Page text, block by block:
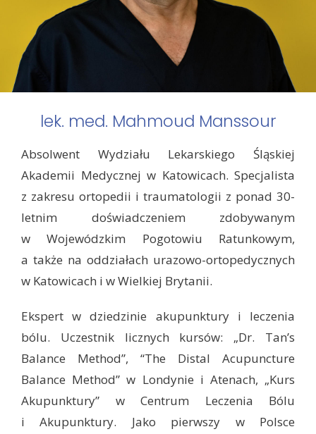
lek. med. Mahmoud Manssour
Absolwent Wydziału Lekarskiego Śląskiej
Akademii Medycznej w Katowicach. Specjalista
z zakresu ortopedii i traumatologii z ponad 30-
letnim doświadczeniem zdobywanym
w Wojewódzkim Pogotowiu Ratunkowym,
a także na oddziałach urazowo-ortopedycznych
w Katowicach i w Wielkiej Brytanii.
Ekspert w dziedzinie akupunktury i leczenia
bólu. Uczestnik licznych kursów: „Dr. Tan’s
Balance Method”, “The Distal Acupuncture
Balance Method” w Londynie i Atenach, „Kurs
Akupunktury” w Centrum Leczenia Bólu
i Akupunktury. Jako pierwszy w Polsce